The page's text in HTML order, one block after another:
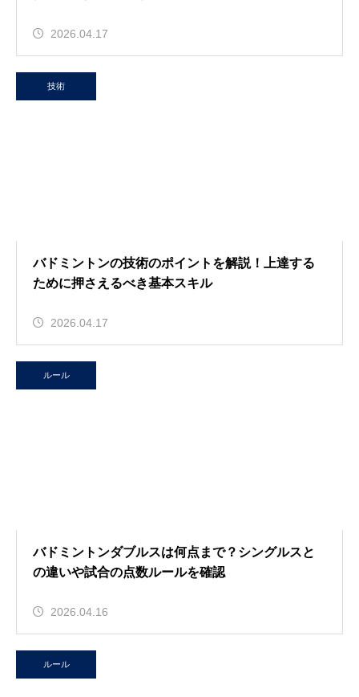
2026.04.17
技術
バドミントンの技術のポイントを解説！上達する
ために押さえるべき基本スキル
2026.04.17
ルール
バドミントンダブルスは何点まで？シングルスと
の違いや試合の点数ルールを確認
2026.04.16
ルール